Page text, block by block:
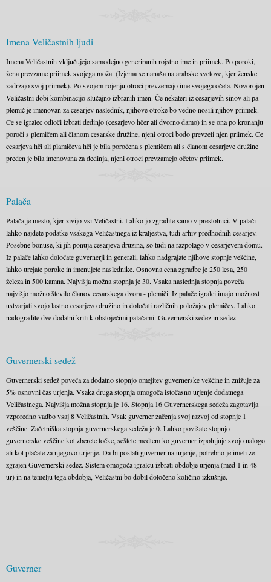
Imena Veličastnih ljudi
Imena Veličastnih vključujejo samodejno generiranih rojstno ime in priimek. Po poroki,
žena prevzame priimek svojega moža. (Izjema se nanaša na arabske svetove, kjer ženske
zadržajo svoj priimek). Po svojem rojenju otroci prevzemajo ime svojega očeta. Novorojen
Veličastni dobi kombinacijo slučajno izbranih imen. Če nekateri iz cesarjevih sinov ali pa
plemič je imenovan za cesarjev naslednik, njihove otroke bo vedno nosili njihov priimek.
Če se igralec odloči izbrati dedinjo (cesarjevo hčer ali dvorno damo) in se ona po kronanju
poroči s plemičem ali članom cesarske družine, njeni otroci bodo prevzeli njen priimek. Če
cesarjeva hči ali plamičeva hči je bila poročena s plemičem ali s članom cesarjeve družine
preden je bila imenovana za dedinja, njeni otroci prevzamejo očetov priimek.
Palača
Palača je mesto, kjer živijo vsi Veličastni. Lahko jo zgradite samo v prestolnici. V palači
lahko najdete podatke vsakega Veličastnega iz kraljestva, tudi arhiv predhodnih cesarjev.
Posebne bonuse, ki jih ponuja cesarjeva družina, so tudi na razpolago v cesarjevem domu.
Iz palače lahko določate guvernerji in generali, lahko nadgrajate njihove stopnje veščine,
lahko urejate poroke in imenujete naslednike. Osnovna cena zgradbe je 250 lesa, 250
železa in 500 kamna. Najvišja možna stopnja je 30. Vsaka naslednja stopnja poveča
najvišjo možno število članov cesarskega dvora - plemiči. Iz palače igralci imajo možnost
ustvarjati svojo lastno cesarjevo družino in določati različnih položajev plemičev. Lahko
nadogradite dve dodatni krili k obstoječimi palačami: Guvernerski sedež in sedež.
Guvernerski sedež
Guvernerski sedež poveča za dodatno stopnjo omejitev guvernerske veščine in znižuje za
5% osnovni čas urjenja. Vsaka druga stopnja omogoča istočasno urjenje dodatnega
Veličastnega. Najvišja možna stopnja je 16. Stopnja 16 Guvernerskega sedeža zagotavlja
vzporedno vadbo vsaj 8 Veličastnih. Vsak guverner začenja svoj razvoj od stopnje 1
veščine. Začetniška stopnja guvernerskega sedeža je 0. Lahko povišate stopnjo
guvernerske veščine kot zberete točke, seštete medtem ko guverner izpolnjuje svojo nalogo
ali kot plačate za njegovo urjenje. Da bi poslali guverner na urjenje, potrebno je imeti že
zgrajen Guvernerski sedež. Sistem omogoča igralcu izbrati obdobje urjenja (med 1 in 48
ur) in na temelju tega obdobja, Veličastni bo dobil določeno količino izkušnje.
Guverner